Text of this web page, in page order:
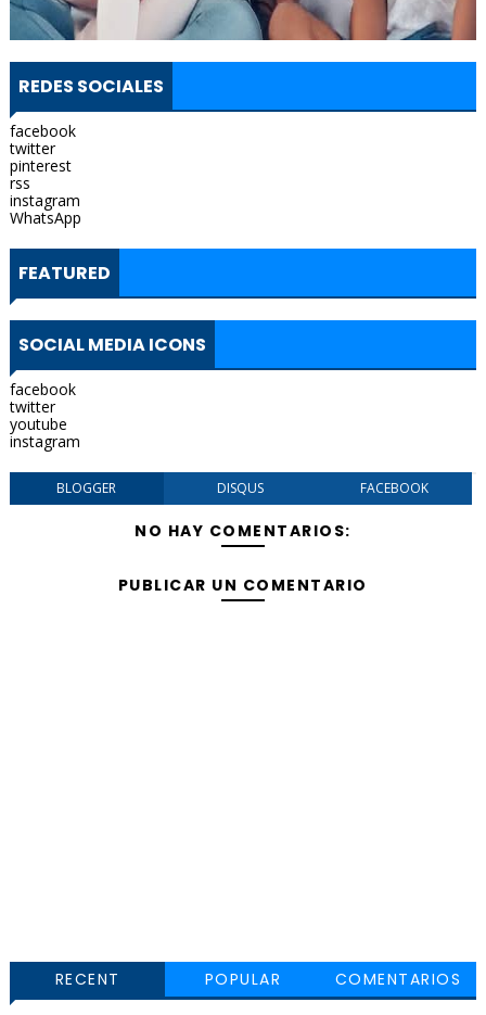
REDES SOCIALES
facebook
twitter
pinterest
rss
instagram
WhatsApp
FEATURED
SOCIAL MEDIA ICONS
facebook
twitter
youtube
instagram
BLOGGER DISQUS FACEBOOK
NO HAY COMENTARIOS:
PUBLICAR UN COMENTARIO
RECENT POPULAR COMENTARIOS